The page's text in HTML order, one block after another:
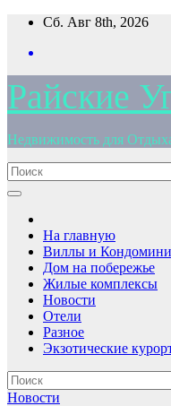
Перейти
содержимому
Сб. Авг 8th, 2026
Райские
Недвижимость для
На главную
Виллы и
Дом на побережье
Жилые комплексы
Новости
Отели
Разное
Экзотические
Новости